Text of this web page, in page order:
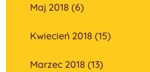
Maj 2018 (6)
Kwiecień 2018 (15)
Marzec 2018 (13)